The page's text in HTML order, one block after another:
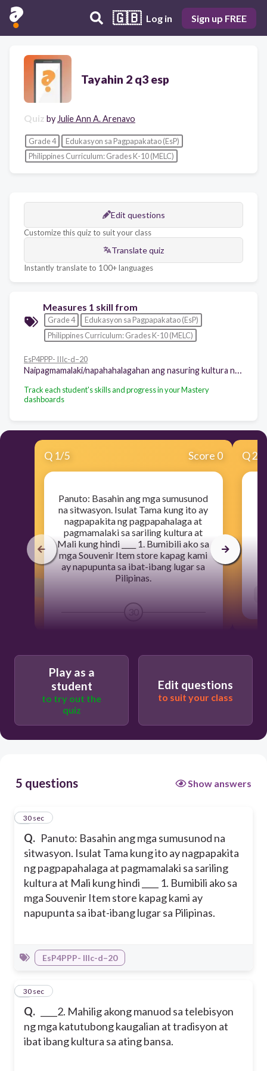
🇬🇧 Log in Sign up FREE
Tayahin 2 q3 esp
Quiz by Julie Ann A. Arenavo
Grade 4
Edukasyon sa Pagpapakatao (EsP)
Philippines Curriculum: Grades K-10 (MELC)
Edit questions
Customize this quiz to suit your class
Translate quiz
Instantly translate to 100+ languages
Measures 1 skill from
Grade 4
Edukasyon sa Pagpapakatao (EsP)
Philippines Curriculum: Grades K-10 (MELC)
EsP4PPP- IIIc-d–20
Track each student's skills and progress in your Mastery
dashboards
Q 1/5 Score 0
Panuto: Basahin ang mga sumusunod
na sitwasyon. Isulat Tama kung ito ay
nagpapakita ng pagpapahalaga at
pagmamalaki sa sariling kultura at
Mali kung hindi ____ 1. Bumibili ako sa
mga Souvenir Item store kapag kami
ay napupunta sa ibat-ibang lugar sa
Pilipinas.
30
Q2
Play as a
student
to try out the
quiz
Edit questions
to suit your class
5 questions Show answers
Q. Panuto: Basahin ang mga sumusunod na
sitwasyon. Isulat Tama kung ito ay nagpapakita
ng pagpapahalaga at pagmamalaki sa sariling
kultura at Mali kung hindi ____ 1. Bumibili ako sa
mga Souvenir Item store kapag kami ay
napupunta sa ibat-ibang lugar sa Pilipinas.
1
30 sec
EsP4PPP- IIIc-d–20
Q.
____2. Mahilig akong manuod sa telebisyon
ng mga katutubong kaugalian at tradisyon at
ibat ibang kultura sa ating bansa.
2
30 sec